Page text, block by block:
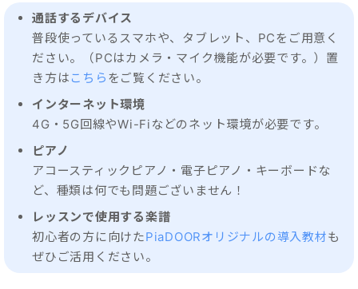
通話するデバイス
普段使っているスマホや、タブレット、PCをご用意く
ださい。（PCはカメラ・マイク機能が必要です。）置
き方は こちら をご覧ください。
インターネット環境
4G・5G回線やWi-Fiなどのネット環境が必要です。
ピアノ
アコースティックピアノ・電子ピアノ・キーボードな
ど、種類は何でも問題ございません！
レッスンで使用する楽譜
初心者の方に向けたPiaDOORオリジナルの導入教材も
ぜひご活用ください。